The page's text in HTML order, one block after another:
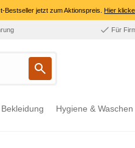
Bestseller jetzt zum Aktionspreis.Hier
Für
Hygiene & Waschen